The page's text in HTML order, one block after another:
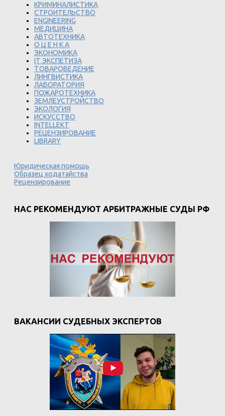
КРИМИНАЛИСТИКА
СТРОИТЕЛЬСТВО
ENGINEERING
МЕДИЦИНА
АВТОТЕХНИКА
О Ц Е Н К А
ЭКОНОМИКА
IT ЭКСПЕТИЗА
ТОВАРОВЕДЕНИЕ
ЛИНГВИСТИКА
ЛАБОРАТОРИЯ
ПОЖАРОТЕХНИКА
ЗЕМЛЕУСТРОЙСТВО
ЭКОЛОГИЯ
ИСКУССТВО
INTELLEKT
РЕЦЕНЗИРОВАНИЕ
LIBRARY
Юридическая помощь
Образец ходатайства
Рецензирование
НАС РЕКОМЕНДУЮТ АРБИТРАЖНЫЕ СУДЫ РФ
ВАКАНСИИ СУДЕБНЫХ ЭКСПЕРТОВ